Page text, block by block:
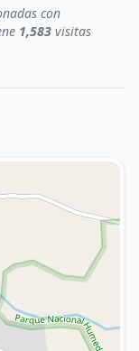
con
1,583 visitas